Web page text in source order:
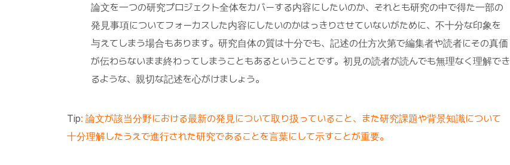
論文を一つの研究プロジェクト全体をカバーする内容にしたいのか、それとも研究の中で得た一部の
発見事項についてフォーカスした内容にしたいのかはっきりさせていないがために、不十分な印象を
与えてしまう場合もあります。研究自体の質は十分でも、記述の仕方次第で編集者や読者にその真価
が伝わらないまま終わってしまうこともあるということです。初見の読者が読んでも無理なく理解でき
るような、親切な記述を心がけましょう。
Tip: 論文が該当分野における最新の発見について取り扱っていること、また研究課題や背景知識について
十分理解したうえで進行された研究であることを言葉にして示すことが重要。